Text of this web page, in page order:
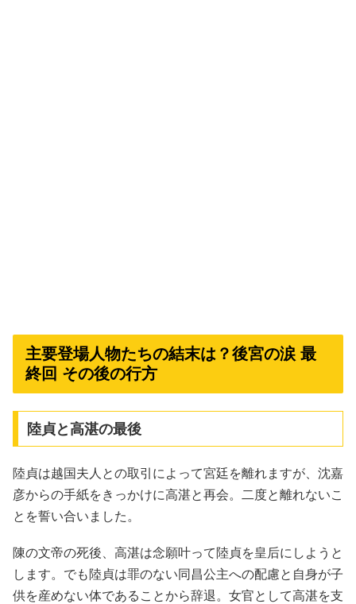
主要登場人物たちの結末は？後宮の涙 最
終回 その後の行方
陸貞と高湛の最後
陸貞は越国夫人との取引によって宮廷を離れますが、沈嘉
彦からの手紙をきっかけに高湛と再会。二度と離れないこ
とを誓い合いました。
陳の文帝の死後、高湛は念願叶って陸貞を皇后にしようと
します。でも陸貞は罪のない同昌公主への配慮と自身が子
供を産めない体であることから辞退。女官として高湛を支